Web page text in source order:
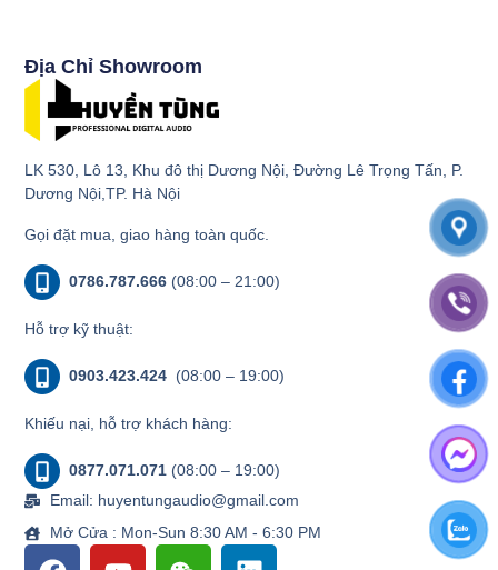
Địa Chỉ Showroom
LK 530, Lô 13, Khu đô thị Dương Nội, Đường Lê Trọng Tấn, P.
Dương Nội,TP. Hà Nội
Gọi đặt mua, giao hàng toàn quốc.
0786.787.666 (08:00 – 21:00)
Hỗ trợ kỹ thuật:
0903.423.424 (08:00 – 19:00)
Khiếu nại, hỗ trợ khách hàng:
0877.071.071 (08:00 – 19:00)
Email: huyentungaudio@gmail.com
Mở Cửa : Mon-Sun 8:30 AM - 6:30 PM